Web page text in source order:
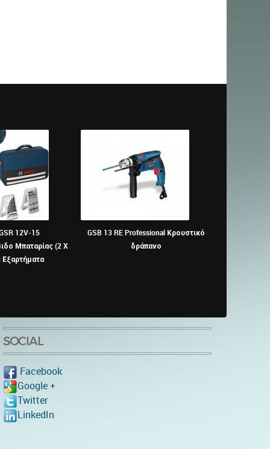
12V-15
Μπαταρίας (2 X
Εξαρτήματα
GSB 13 RE Professional Κρουστικό
δράπανο
SOCIAL
Facebook
Google +
Twitter
LinkedIn